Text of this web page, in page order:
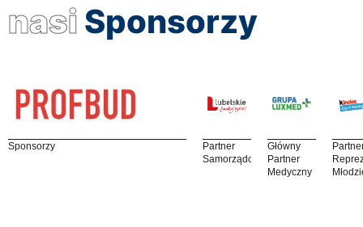
nasi Sponsorzy
Sponsorzy
Partner
Samorządowy
Główny
Partner
Medyczny